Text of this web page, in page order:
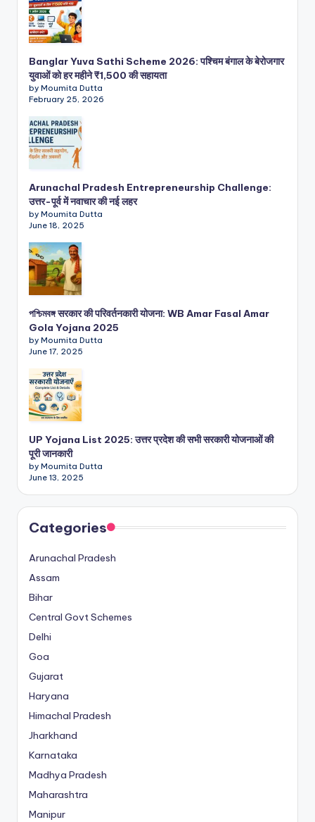
Banglar Yuva Sathi Scheme 2026: पश्चिम बंगाल के बेरोजगार
युवाओं को हर महीने ₹1,500 की सहायता
by Moumita Dutta
February 25, 2026
Arunachal Pradesh Entrepreneurship Challenge:
उत्तर-पूर्व में नवाचार की नई लहर
by Moumita Dutta
June 18, 2025
পশ্চিমবঙ্গ सरकार की परिवर्तनकारी योजना: WB Amar Fasal Amar
Gola Yojana 2025
by Moumita Dutta
June 17, 2025
UP Yojana List 2025: उत्तर प्रदेश की सभी सरकारी योजनाओं की
पूरी जानकारी
by Moumita Dutta
June 13, 2025
Categories
Arunachal Pradesh
Assam
Bihar
Central Govt Schemes
Delhi
Goa
Gujarat
Haryana
Himachal Pradesh
Jharkhand
Karnataka
Madhya Pradesh
Maharashtra
Manipur